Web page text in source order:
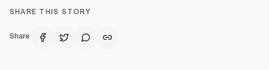
SHARE THIS STORY
Share